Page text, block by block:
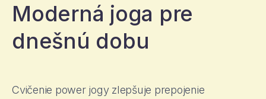
Moderná joga pre
dnešnú dobu
Cvičenie power jogy zlepšuje prepojenie